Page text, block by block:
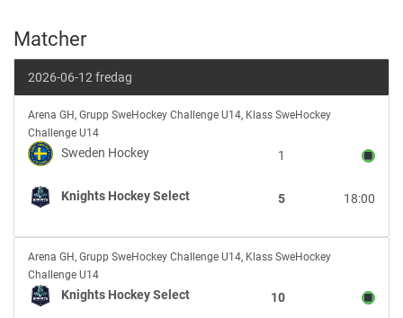
Matcher
2026-06-12 fredag
Sweden
Hockey
vs
Knights
Hockey
Select
Arena GH, Grupp SweHockey Challenge U14, Klass SweHockey
Challenge U14
Sweden Hockey 1
Knights Hockey Select 18:00
5
Knights
Hockey
Select
vs
Arena GH, Grupp SweHockey Challenge U14, Klass SweHockey
Challenge U14
Knights Hockey Select 10